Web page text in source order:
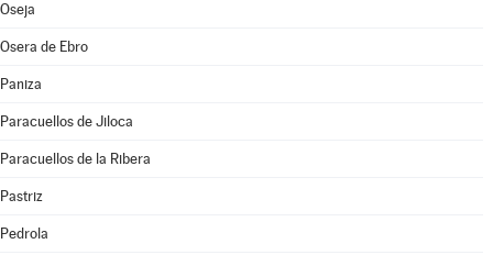
Oseja
Osera de Ebro
Paniza
Paracuellos de Jiloca
Paracuellos de la Ribera
Pastriz
Pedrola